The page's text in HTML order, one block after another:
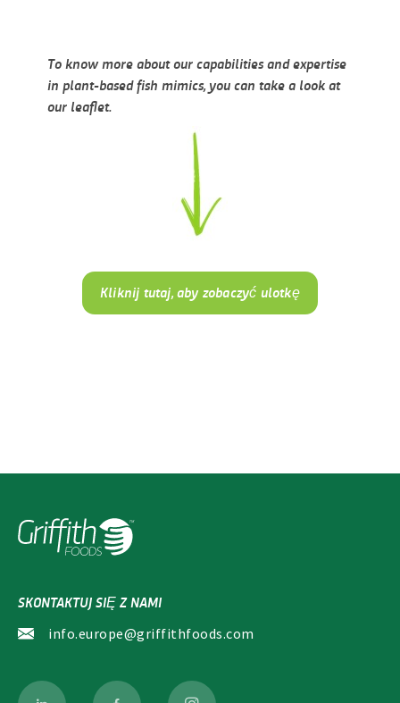
To know more about our capabilities and expertise
in plant-based fish mimics, you can take a look at
our leaflet.
Kliknij tutaj, aby zobaczyć ulotkę
SKONTAKTUJ SIĘ Z NAMI
info.europe@griffithfoods.com